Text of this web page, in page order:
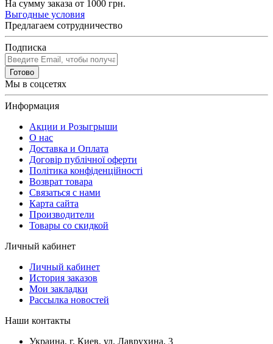
На сумму заказа от 1000 грн.
Выгодные условия
Предлагаем сотрудничество
Подписка
Готово
Мы в соцсетях
Информация
Акции и Розыгрыши
О нас
Доставка и Оплата
Договір публічної оферти
Політика конфіденційності
Возврат товара
Связаться с нами
Карта сайта
Производители
Товары со скидкой
Личный кабинет
Личный кабинет
История заказов
Мои закладки
Рассылка новостей
Наши контакты
Украина, г. Киев, ул. Лаврухина, 3